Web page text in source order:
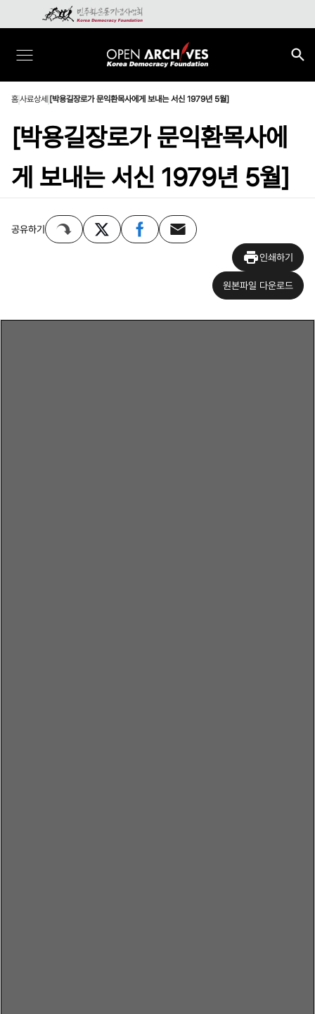
홈사료상세 [박용길장로가 문익환목사에게 보내는 서신 1979년 5월]
[박용길장로가 문익환목사에
게 보내는 서신 1979년 5월]
공유하기
인쇄하기
원본파일 다운로드